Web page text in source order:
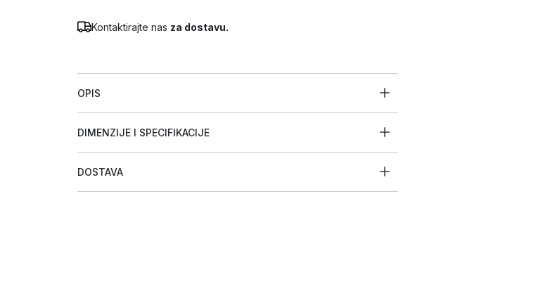
Kontaktirajte nas za dostavu.
OPIS
DIMENZIJE I SPECIFIKACIJE
DOSTAVA